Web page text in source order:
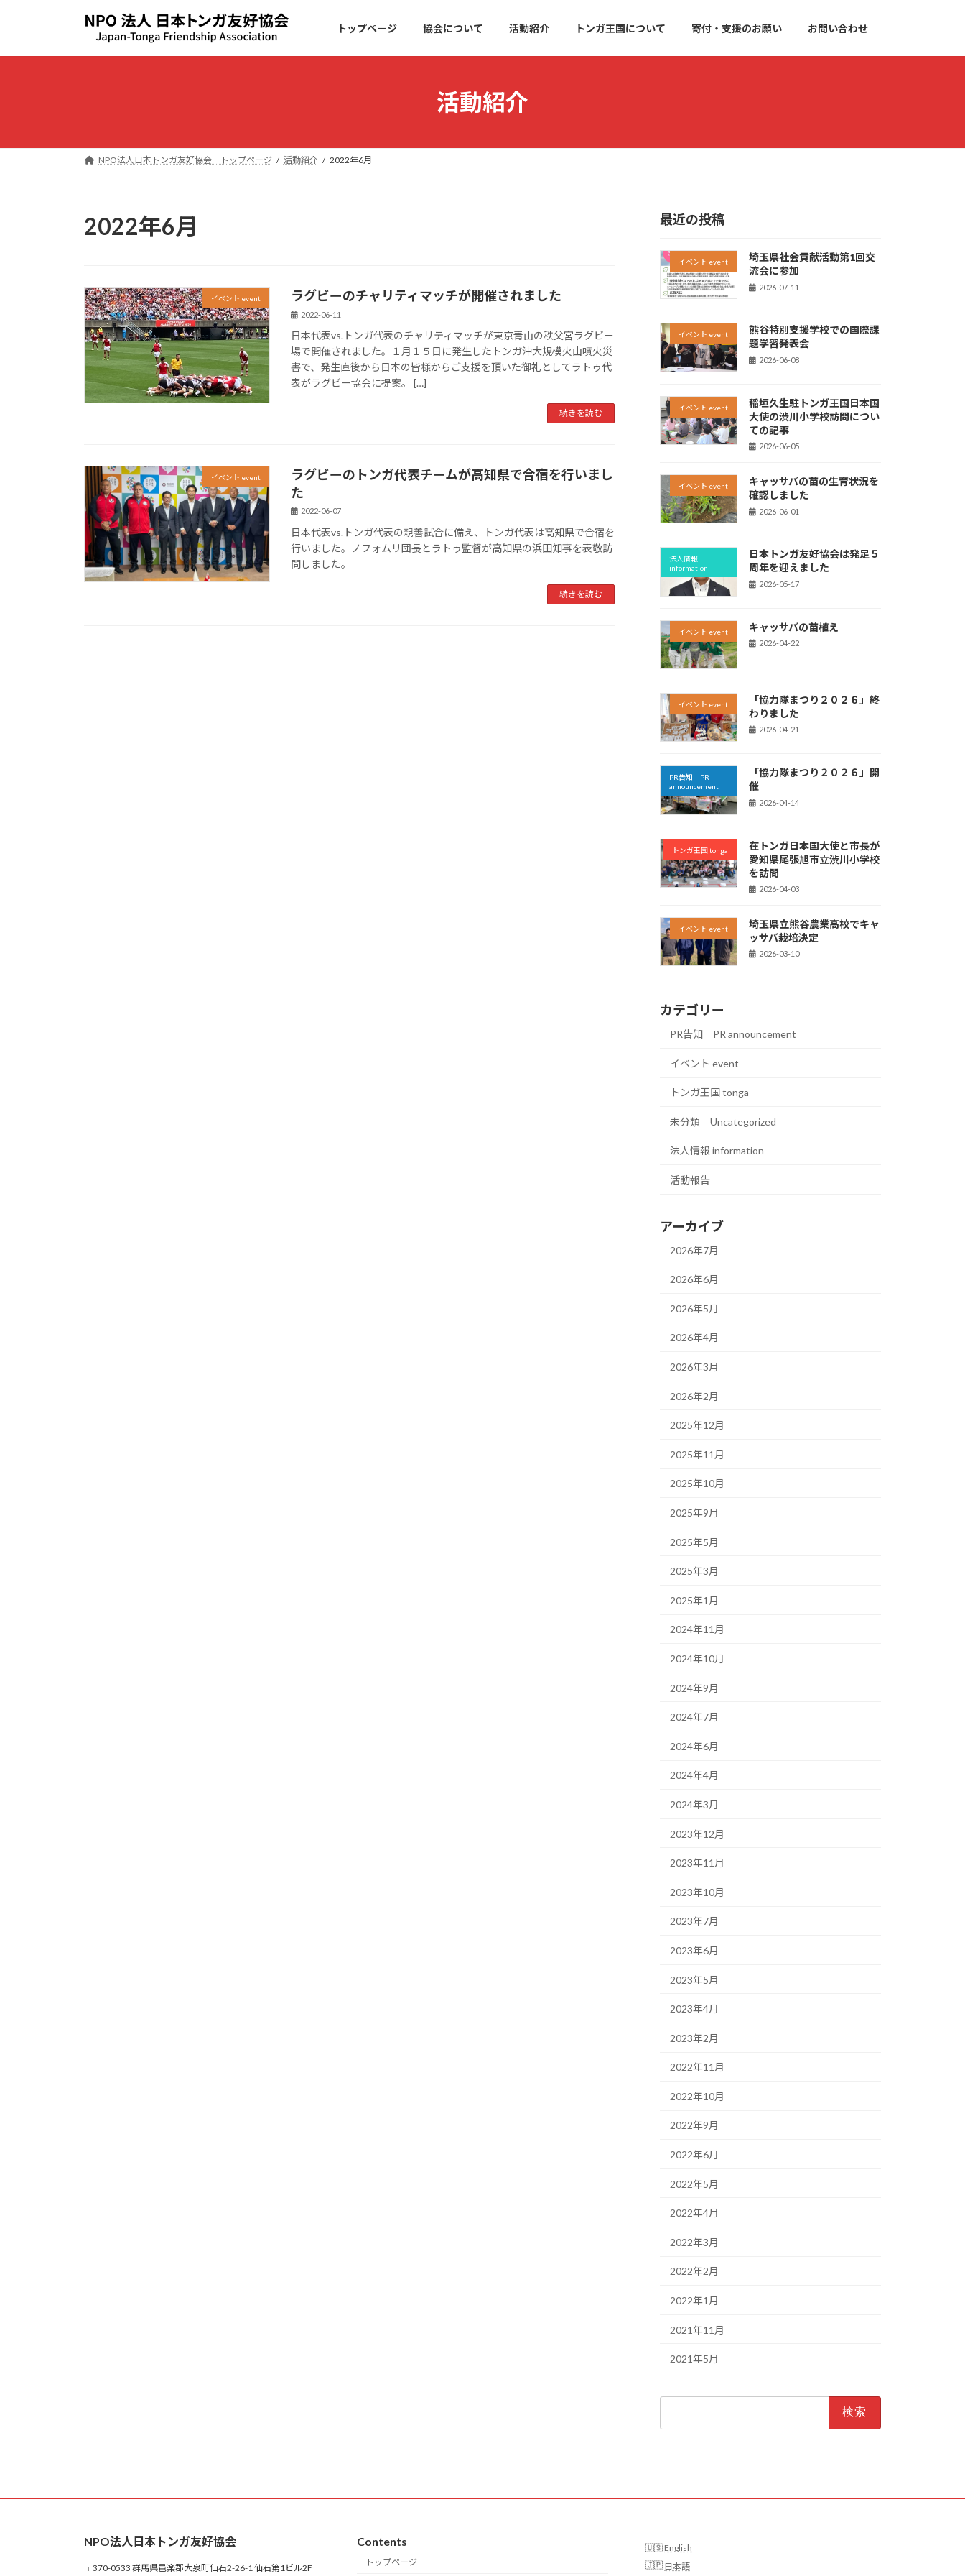
ン
ッ
ー
移
トップページ 協会について 活動紹介 トンガ王国について 寄付・支援のお願い お問い合わせ
活動紹介
NPO法人日本トンガ友好協会 トップページ 活動紹介 2022年6月
2022年6月
イベント event ラグビーのチャリティマッチが開催されました
2022-06-11
日本代表vs.トンガ代表のチャリティマッチが東京青山の秩父宮ラグビー
場で開催されました。１月１５日に発生したトンガ沖大規模火山噴火災
害で、発生直後から日本の皆様からご支援を頂いた御礼としてラトゥ代
表がラグビー協会に提案。 […]
続きを読む
イベント event
ラグビーのトンガ代表チームが高知県で合宿を行いまし
た
2022-06-07
日本代表vs.トンガ代表の親善試合に備え、トンガ代表は高知県で合宿を
行いました。ノフォムリ団長とラトゥ監督が高知県の浜田知事を表敬訪
問しました。
続きを読む
最近の投稿
イベント event
埼玉県社会貢献活動第1回交
流会に参加
2026-07-11
イベント event
熊谷特別支援学校での国際課
題学習発表会
2026-06-08
イベント event
稲垣久生駐トンガ王国日本国
大使の渋川小学校訪問につい
ての記事
2026-06-05
イベント event
キャッサバの苗の生育状況を
確認しました
2026-06-01
法人情報
information
日本トンガ友好協会は発足５
周年を迎えました
2026-05-17
イベント event キャッサバの苗植え
2026-04-22
イベント event
「協力隊まつり２０２６」終
わりました
2026-04-21
PR告知 PR
announcement
「協力隊まつり２０２６」開
催
2026-04-14
トンガ王国 tonga
在トンガ日本国大使と市長が
愛知県尾張旭市立渋川小学校
を訪問
2026-04-03
イベント event
埼玉県立熊谷農業高校でキャ
ッサバ栽培決定
2026-03-10
カテゴリー
PR告知 PR announcement
イベント event
トンガ王国 tonga
未分類 Uncategorized
法人情報 information
活動報告
アーカイブ
2026年7月
2026年6月
2026年5月
2026年4月
2026年3月
2026年2月
2025年12月
2025年11月
2025年10月
2025年9月
2025年5月
2025年3月
2025年1月
2024年11月
2024年10月
2024年9月
2024年7月
2024年6月
2024年4月
2024年3月
2023年12月
2023年11月
2023年10月
2023年7月
2023年6月
2023年5月
2023年4月
2023年2月
2022年11月
2022年10月
2022年9月
2022年6月
2022年5月
2022年4月
2022年3月
2022年2月
2022年1月
2021年11月
2021年5月
NPO法人日本トンガ友好協会
〒370-0533 群馬県邑楽郡大泉町仙石2-26-1 仙石第1ビル2F
Contents
トップページ
English
日本語